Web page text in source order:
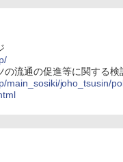
の流通の促進等に関する検
main_sosiki/joho_tsusin/